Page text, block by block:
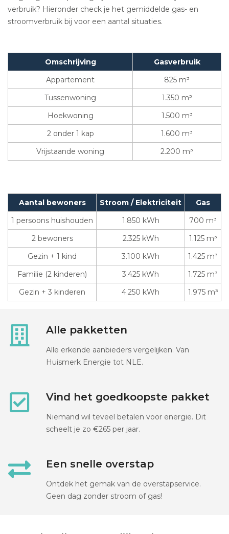
verbruik? Hieronder check je het gemiddelde gas- en
stroomverbruik bij voor een aantal situaties.
Omschrijving
Gasverbruik
Appartement
825 m³
Tussenwoning
1.350 m³
Hoekwoning
1.500 m³
2 onder 1 kap
1.600 m³
Vrijstaande woning
2.200 m³
Aantal bewoners Stroom / Elektriciteit
Gas
1 persoons huishouden
1.850 kWh
700 m³
2 bewoners
2.325 kWh
1.125 m³
Gezin + 1 kind
3.100 kWh
1.425 m³
Familie (2 kinderen)
3.425 kWh
1.725 m³
Gezin + 3 kinderen
4.250 kWh 1.975 m³
Alle pakketten
Alle erkende aanbieders vergelijken. Van
Huismerk Energie tot NLE.
Vind het goedkoopste pakket
Niemand wil teveel betalen voor energie. Dit
scheelt je zo €265 per jaar.
Een snelle overstap
Ontdek het gemak van de overstapservice.
Geen dag zonder stroom of gas!